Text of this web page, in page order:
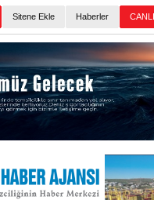
Sitene Ekle Haberler